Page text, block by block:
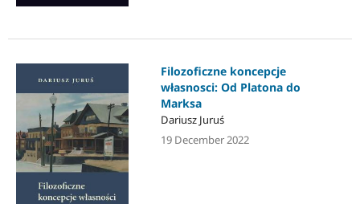
Filozoficzne koncepcje
własnosci: Od Platona do
Marksa
Dariusz Juruś
19 December 2022